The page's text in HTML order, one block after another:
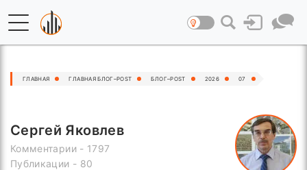
ГЛАВНАЯ ГЛАВНАЯ БЛОГ–POST БЛОГ–POST 2026 07
Сергей Яковлев
Комментарии - 1797
Публикации - 80